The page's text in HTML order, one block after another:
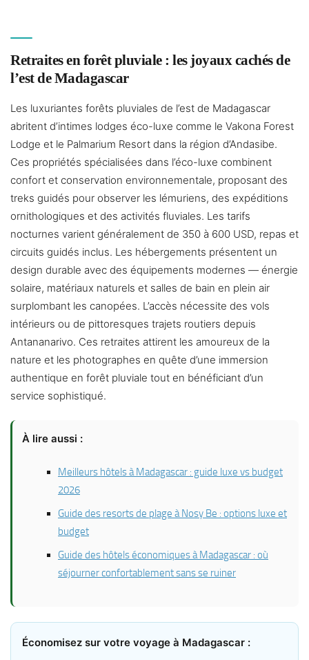
Retraites en forêt pluviale : les joyaux cachés de
l’est de Madagascar
Les luxuriantes forêts pluviales de l’est de Madagascar
abritent d’intimes lodges éco-luxe comme le Vakona Forest
Lodge et le Palmarium Resort dans la région d’Andasibe.
Ces propriétés spécialisées dans l’éco-luxe combinent
confort et conservation environnementale, proposant des
treks guidés pour observer les lémuriens, des expéditions
ornithologiques et des activités fluviales. Les tarifs
nocturnes varient généralement de 350 à 600 USD, repas et
circuits guidés inclus. Les hébergements présentent un
design durable avec des équipements modernes — énergie
solaire, matériaux naturels et salles de bain en plein air
surplombant les canopées. L’accès nécessite des vols
intérieurs ou de pittoresques trajets routiers depuis
Antananarivo. Ces retraites attirent les amoureux de la
nature et les photographes en quête d’une immersion
authentique en forêt pluviale tout en bénéficiant d’un
service sophistiqué.
À lire aussi :
Meilleurs hôtels à Madagascar : guide luxe vs budget
2026
Guide des resorts de plage à Nosy Be : options luxe et
budget
Guide des hôtels économiques à Madagascar : où
séjourner confortablement sans se ruiner
Économisez sur votre voyage à Madagascar :